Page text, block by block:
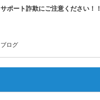
サポート詐欺にご注意ください！！
ブログ